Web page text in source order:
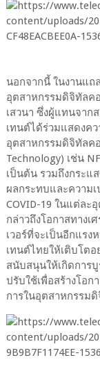
นอกจากนี้ ในงานแถ
อุตสาหกรรมดิจิทัลค
เสวนา ซึ่งผู้แทนจา
เทนต์ได้ร่วมแสดงค
อุตสาหกรรมดิจิทัลค
Technology) เช่น
เป็นต้น รวมถึงกระแ
ผลกระทบและความ
COVID-19 ในแต่ละ
กล่าวถึงโอกาสทาง
เวอร์ที่จะเป็นอีกแร
เทนต์ไทยให้เติบโต
สนับสนุนให้เกิดการ
ปรับใช้เพื่อสร้างโอ
การในอุตสาหกรรม